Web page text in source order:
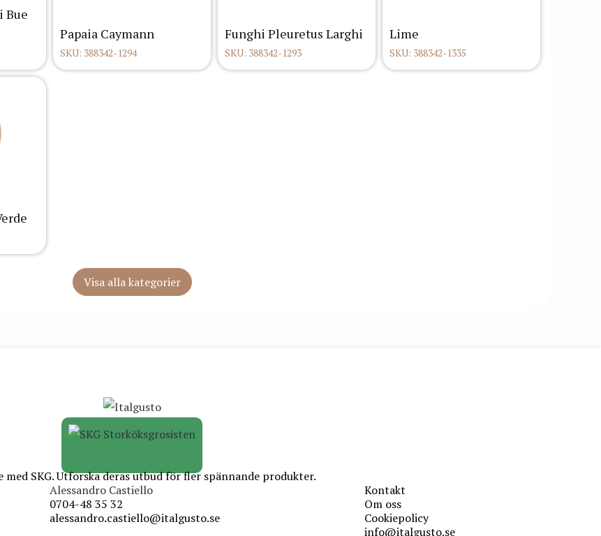
Bue
Papaia Caymann
SKU: 388342-1294
Funghi Pleuretus Larghi
SKU: 388342-1293
Lime
SKU: 388342-1335
Visa alla kategorier
med SKG. Utforska deras utbud för fler spännande produkter.
Alessandro Castiello
0704-48 35 32
alessandro.castiello@italgusto.se
Kontakt
Om oss
Cookiepolicy
info@italgusto.se